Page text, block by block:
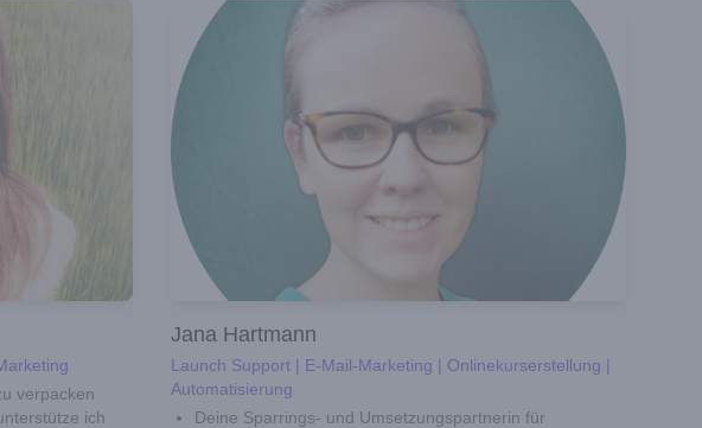
verpacken
ich
Jana Hartmann
Launch Support | E-Mail-Marketing | Onlinekurserstellung |
Automatisierung
Deine Sparrings- und Umsetzungspartnerin für